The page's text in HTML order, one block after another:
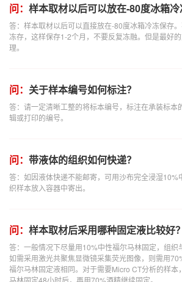
问： 样本取材以后可以放在-80度冰箱冷
答：样本取材以后可以直接放在-80度冰箱冷冻保存
冻存，这样保存1-2个月，不要反复冻融。但是最好
理。
问： 关于样本编号如何标注？
答：请一定清晰工整的将标本编号，标注在承装标本
辑或打印的编号。
问： 带液体的组织如何快递？
答：如因液体快递不能邮寄，可用沙布完全浸湿10%
织样本放入容器中寄出。
问： 样本取材后采用哪种固定液比较好？
答：一般情况下尽量用10%中性福尔马林固定，组织
如需采用激光共聚焦显微镜采集荧光图像，则需用
福尔马林固定液相同。对于需要Micro CT分析的样本
马林固定48小时后，再用70%酒精继续固定。